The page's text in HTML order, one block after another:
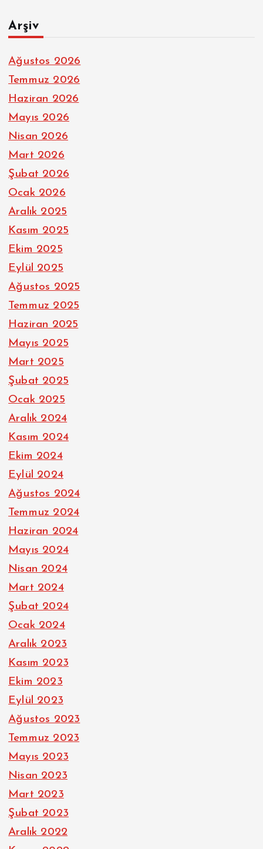
Arşiv
Ağustos 2026
Temmuz 2026
Haziran 2026
Mayıs 2026
Nisan 2026
Mart 2026
Şubat 2026
Ocak 2026
Aralık 2025
Kasım 2025
Ekim 2025
Eylül 2025
Ağustos 2025
Temmuz 2025
Haziran 2025
Mayıs 2025
Mart 2025
Şubat 2025
Ocak 2025
Aralık 2024
Kasım 2024
Ekim 2024
Eylül 2024
Ağustos 2024
Temmuz 2024
Haziran 2024
Mayıs 2024
Nisan 2024
Mart 2024
Şubat 2024
Ocak 2024
Aralık 2023
Kasım 2023
Ekim 2023
Eylül 2023
Ağustos 2023
Temmuz 2023
Mayıs 2023
Nisan 2023
Mart 2023
Şubat 2023
Aralık 2022